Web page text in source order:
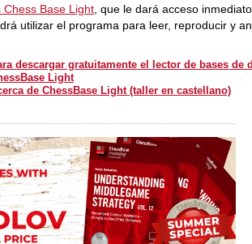
Base Light, que le dará acceso
utilizar el programa para leer, reproducir y
descargar gratuitamente el lector de bases de
Light
de ChessBase Light (taller en castellano)